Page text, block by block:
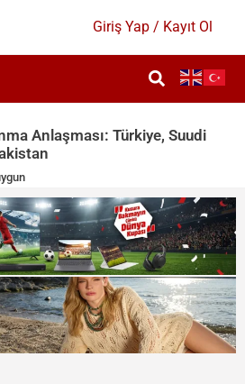
Giriş Yap / Kayıt Ol
Anlaşması: Türkiye, Suudi